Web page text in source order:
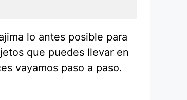
lo antes posible para
que puedes llevar en
vayamos paso a paso.